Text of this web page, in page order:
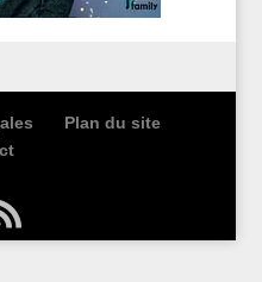
Plan du site